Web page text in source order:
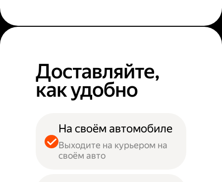
Доставляйте,
как удобно
На своём автомобиле
Выходите на курьером на
своём авто